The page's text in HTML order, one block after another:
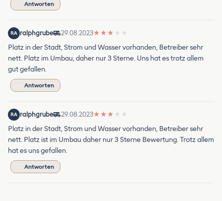
Antworten
RA ralphgrube 29.08.2023★ ★ ★ ★ ★
Platz in der Stadt, Strom und Wasser vorhanden, Betreiber sehr
nett. Platz im Umbau, daher nur 3 Sterne. Uns hat es trotz allem
gut gefallen.
Antworten
RA ralphgrube 29.08.2023★ ★ ★ ★ ★
Platz in der Stadt, Strom und Wasser vorhanden, Betreiber sehr
nett. Platz ist im Umbau daher nur 3 Sterne Bewertung. Trotz allem
hat es uns gefallen.
Antworten